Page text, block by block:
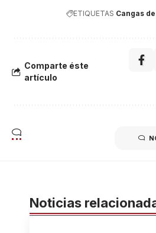
ETIQUETAS Cangas
Comparte éste
artículo
Noticias